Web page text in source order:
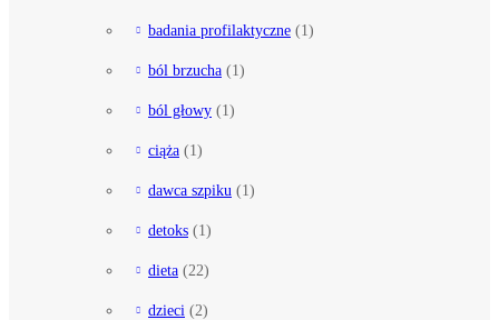
badania profilaktyczne (1)
ból brzucha (1)
ból głowy (1)
ciąża (1)
dawca szpiku (1)
detoks (1)
dieta (22)
dzieci (2)